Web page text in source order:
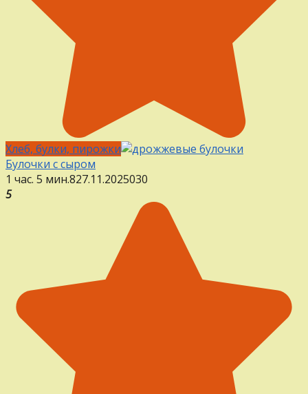
Хлеб, булки, пирожки
Булочки с сыром
1 час. 5 мин.827.11.2025030
5